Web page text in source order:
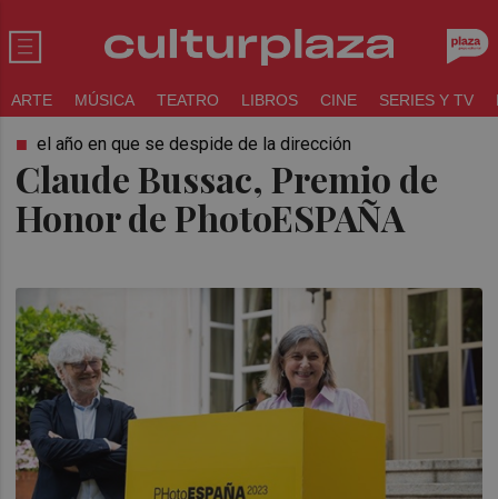
ARTE MÚSICA TEATRO LIBROS CINE SERIES Y TV
Claude Bussac, Premio de
Honor de PhotoESPAÑA
el año en que se despide de la dirección